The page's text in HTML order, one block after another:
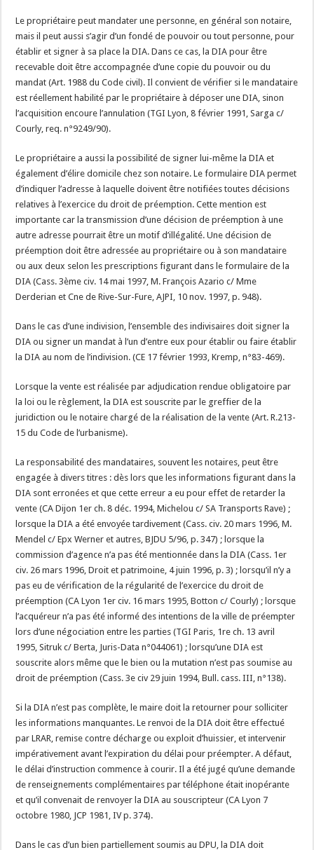
Le propriétaire peut mandater une personne, en général son notaire,
mais il peut aussi s’agir d’un fondé de pouvoir ou tout personne, pour
établir et signer à sa place la DIA. Dans ce cas, la DIA pour être
recevable doit être accompagnée d’une copie du pouvoir ou du
mandat (Art. 1988 du Code civil). Il convient de vérifier si le mandataire
est réellement habilité par le propriétaire à déposer une DIA, sinon
l’acquisition encoure l’annulation (TGI Lyon, 8 février 1991, Sarga c/
Courly, req. n°9249/90).
Le propriétaire a aussi la possibilité de signer lui-même la DIA et
également d’élire domicile chez son notaire. Le formulaire DIA permet
d’indiquer l’adresse à laquelle doivent être notifiées toutes décisions
relatives à l’exercice du droit de préemption. Cette mention est
importante car la transmission d’une décision de préemption à une
autre adresse pourrait être un motif d’illégalité. Une décision de
préemption doit être adressée au propriétaire ou à son mandataire
ou aux deux selon les prescriptions figurant dans le formulaire de la
DIA (Cass. 3ème civ. 14 mai 1997, M. François Azario c/ Mme
Derderian et Cne de Rive-Sur-Fure, AJPI, 10 nov. 1997, p. 948).
Dans le cas d’une indivision, l’ensemble des indivisaires doit signer la
DIA ou signer un mandat à l’un d’entre eux pour établir ou faire établir
la DIA au nom de l’indivision. (CE 17 février 1993, Kremp, n°83-469).
Lorsque la vente est réalisée par adjudication rendue obligatoire par
la loi ou le règlement, la DIA est souscrite par le greffier de la
juridiction ou le notaire chargé de la réalisation de la vente (Art. R.213-
15 du Code de l’urbanisme).
La responsabilité des mandataires, souvent les notaires, peut être
engagée à divers titres : dès lors que les informations figurant dans la
DIA sont erronées et que cette erreur a eu pour effet de retarder la
vente (CA Dijon 1er ch. 8 déc. 1994, Michelou c/ SA Transports Rave) ;
lorsque la DIA a été envoyée tardivement (Cass. civ. 20 mars 1996, M.
Mendel c/ Epx Werner et autres, BJDU 5/96, p. 347) ; lorsque la
commission d’agence n’a pas été mentionnée dans la DIA (Cass. 1er
civ. 26 mars 1996, Droit et patrimoine, 4 juin 1996, p. 3) ; lorsqu’il n’y a
pas eu de vérification de la régularité de l’exercice du droit de
préemption (CA Lyon 1er civ. 16 mars 1995, Botton c/ Courly) ; lorsque
l’acquéreur n’a pas été informé des intentions de la ville de préempter
lors d’une négociation entre les parties (TGI Paris, 1re ch. 13 avril
1995, Sitruk c/ Berta, Juris-Data n°044061) ; lorsqu’une DIA est
souscrite alors même que le bien ou la mutation n’est pas soumise au
droit de préemption (Cass. 3e civ 29 juin 1994, Bull. cass. III, n°138).
Si la DIA n’est pas complète, le maire doit la retourner pour solliciter
les informations manquantes. Le renvoi de la DIA doit être effectué
par LRAR, remise contre décharge ou exploit d’huissier, et intervenir
impérativement avant l’expiration du délai pour préempter. A défaut,
le délai d’instruction commence à courir. Il a été jugé qu’une demande
de renseignements complémentaires par téléphone était inopérante
et qu’il convenait de renvoyer la DIA au souscripteur (CA Lyon 7
octobre 1980, JCP 1981, IV p. 374).
Dans le cas d’un bien partiellement soumis au DPU, la DIA doit